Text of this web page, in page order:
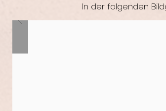
In der folgenden